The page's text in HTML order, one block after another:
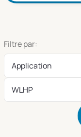
Filtre par:
Application
WLHP